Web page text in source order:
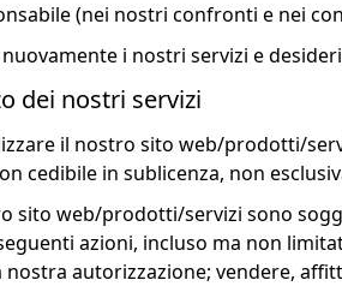
(nei nostri confronti e nei
i nostri servizi e
dei nostri servizi
il nostro sito web/prodotti/
cedibile in sublicenza, non
sito web/prodotti/servizi sono
azioni, incluso ma non
nostra autorizzazione; vendere,